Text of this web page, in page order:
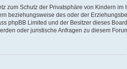
zum Schutz der Privatsphäre von Kindern
beziehungsweise des oder der
phpBB Limited und der Besitzer dieses
oder juristische Anfragen zu diesem